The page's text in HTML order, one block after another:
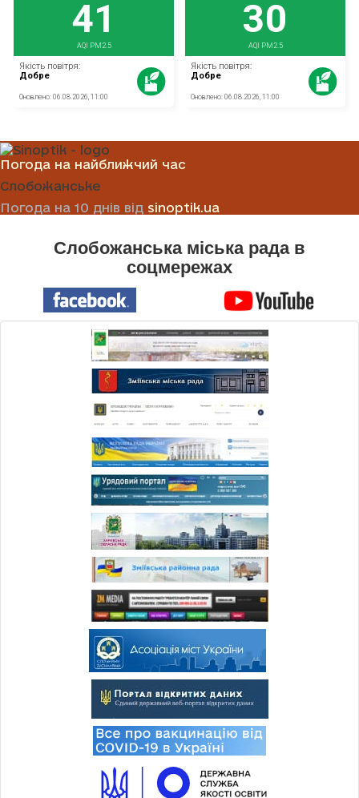
Погода на найближчий час
Слобожанське
Погода на 10 днів від sinoptik.ua
Слобожанська міська рада в
соцмережах